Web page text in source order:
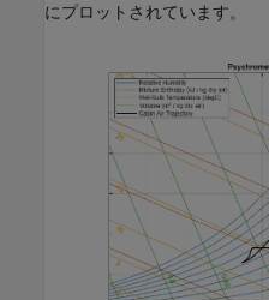
にプロットされています。